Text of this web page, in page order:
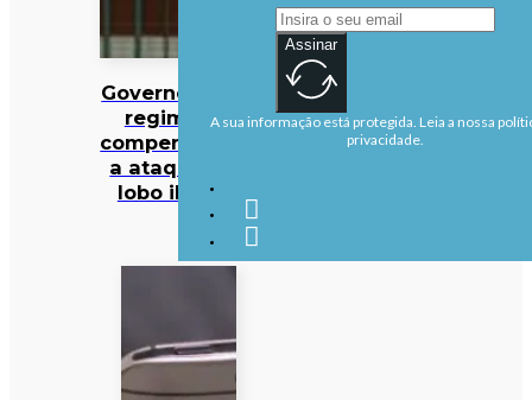
Governo altera
regime de
compensações
a ataques de
lobo ibérico
Assinar
A sua informação está protegida. Leia a nossa
privacidade.